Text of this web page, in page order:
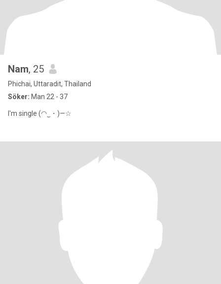
Nam, 25
Phichai, Uttaradit, Thailand
Söker: Man 22 - 37
I'm single (◠‿・)—☆